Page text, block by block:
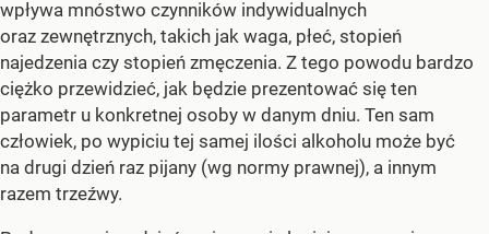
wpływa mnóstwo czynników indywidualnych
oraz zewnętrznych, takich jak waga, płeć, stopień
najedzenia czy stopień zmęczenia. Z tego powodu bardzo
ciężko przewidzieć, jak będzie prezentować się ten
parametr u konkretnej osoby w danym dniu. Ten sam
człowiek, po wypiciu tej samej ilości alkoholu może być
na drugi dzień raz pijany (wg normy prawnej), a innym
razem trzeźwy.